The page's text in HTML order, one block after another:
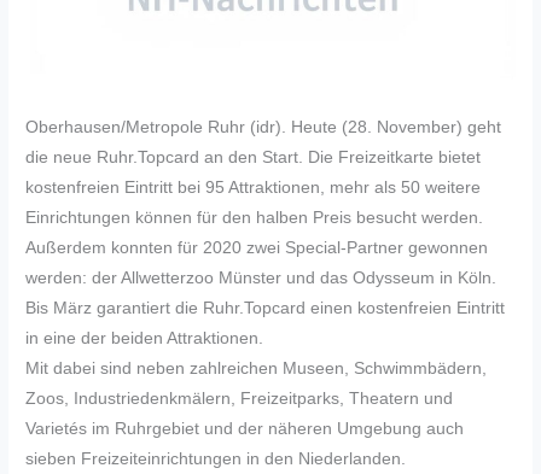
Oberhausen/Metropole Ruhr (idr). Heute (28. November) geht
die neue Ruhr.Topcard an den Start. Die Freizeitkarte bietet
kostenfreien Eintritt bei 95 Attraktionen, mehr als 50 weitere
Einrichtungen können für den halben Preis besucht werden.
Außerdem konnten für 2020 zwei Special-Partner gewonnen
werden: der Allwetterzoo Münster und das Odysseum in Köln.
Bis März garantiert die Ruhr.Topcard einen kostenfreien Eintritt
in eine der beiden Attraktionen.
Mit dabei sind neben zahlreichen Museen, Schwimmbädern,
Zoos, Industriedenkmälern, Freizeitparks, Theatern und
Varietés im Ruhrgebiet und der näheren Umgebung auch
sieben Freizeiteinrichtungen in den Niederlanden.